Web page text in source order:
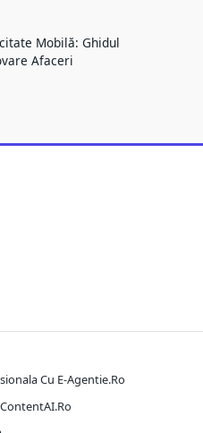
Mobilă: Ghidul
Afaceri
Cu E-Agentie.ro